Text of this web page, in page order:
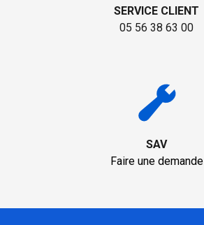
SERVICE CLIENT
05 56 38 63 00
SAV
Faire une demande